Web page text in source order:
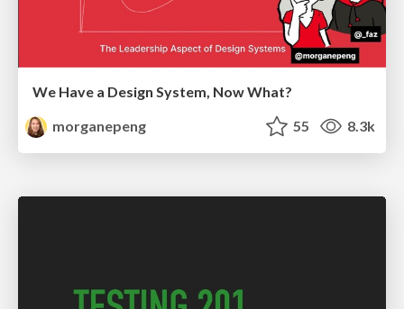
We Have a Design System, Now What?
morganepeng
55 8.3k